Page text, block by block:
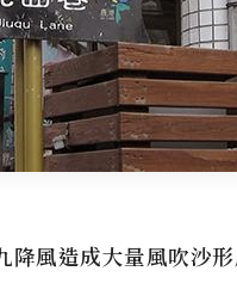
風造成大量風吹沙